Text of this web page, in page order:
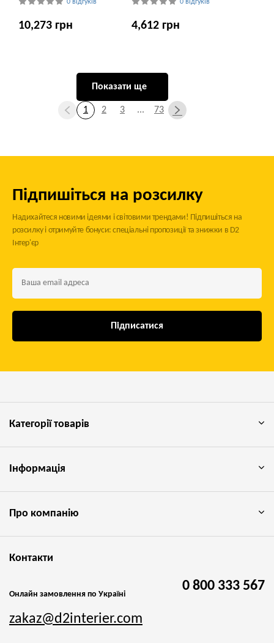
0 відгуків
10,273 грн
0 відгуків
4,612 грн
Показати ще
1 2 3 ... 73
Підпишіться на розсилку
Надихайтеся новими ідеями і світовими трендами! Підпишіться на
розсилку і отримуйте бонуси: спеціальні пропозиції та знижки в D2
Інтер'єр
Підписатися
Категорії товарів
Інформація
Про компанію
Контакти
Онлайн замовлення по Україні
0 800 333 567
zakaz@d2interier.com